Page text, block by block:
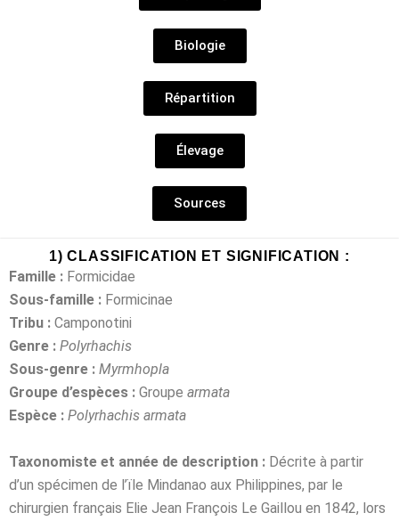
Biologie
Répartition
Élevage
Sources
1) CLASSIFICATION ET SIGNIFICATION :
Famille : Formicidae
Sous-famille : Formicinae
Tribu : Camponotini
Genre : Polyrhachis
Sous-genre : Myrmhopla
Groupe d’espèces : Groupe armata
Espèce : Polyrhachis armata
Taxonomiste et année de description : Décrite à partir
d’un spécimen de l’ïle Mindanao aux Philippines, par le
chirurgien français Elie Jean François Le Gaillou en 1842, lors